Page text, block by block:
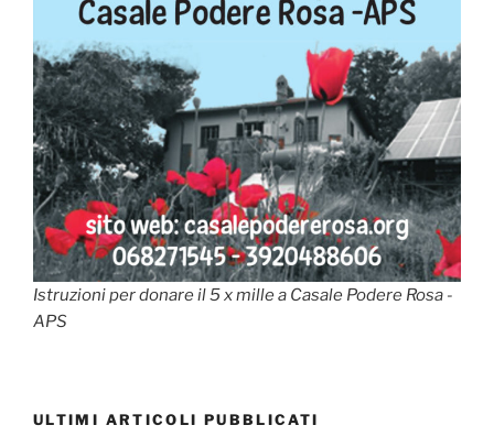
Istruzioni per donare il 5 x mille a Casale Podere Rosa -
APS
ULTIMI ARTICOLI PUBBLICATI